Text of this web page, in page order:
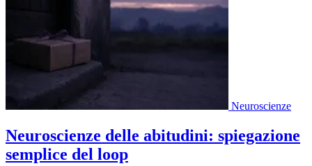
Neuroscienze
Neuroscienze delle abitudini: spiegazione
semplice del loop